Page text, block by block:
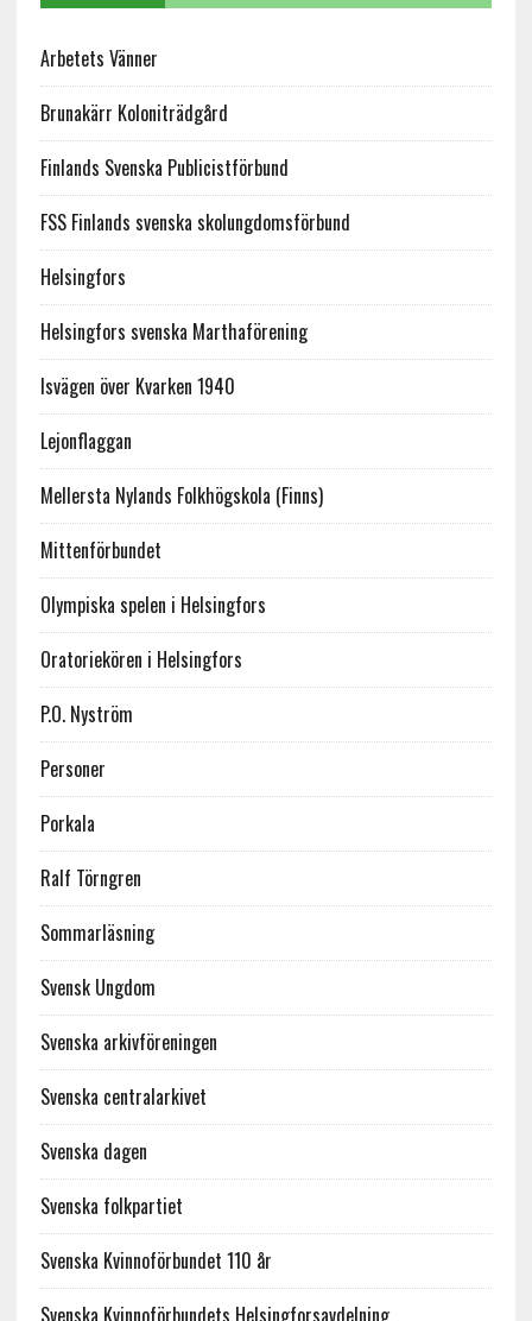
Arbetets Vänner
Brunakärr Koloniträdgård
Finlands Svenska Publicistförbund
FSS Finlands svenska skolungdomsförbund
Helsingfors
Helsingfors svenska Marthaförening
Isvägen över Kvarken 1940
Lejonflaggan
Mellersta Nylands Folkhögskola (Finns)
Mittenförbundet
Olympiska spelen i Helsingfors
Oratoriekören i Helsingfors
P.O. Nyström
Personer
Porkala
Ralf Törngren
Sommarläsning
Svensk Ungdom
Svenska arkivföreningen
Svenska centralarkivet
Svenska dagen
Svenska folkpartiet
Svenska Kvinnoförbundet 110 år
Svenska Kvinnoförbundets Helsingforsavdelning